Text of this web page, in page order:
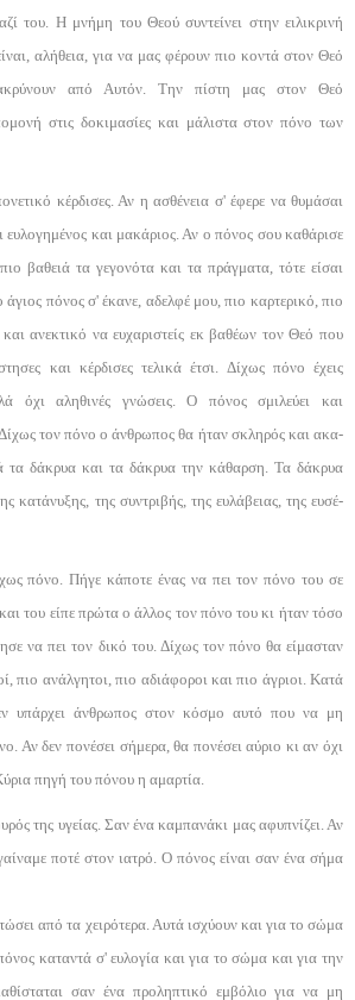
του. Η μνήμη του Θεού συντείνει στην ειλικρινή
αλήθεια, για να μας φέρουν πιο κοντά στον Θεό
από Αυτόν. Την πίστη μας στον Θεό
στις δο­κιμασίες και μάλιστα στον πόνο των
κέρδισες. Αν η ασθένεια σ' έφερε να θυμάσαι
ευλογημένος και μακάριος. Αν ο πόνος σου κα­θάρισε
βαθειά τα γεγονό­τα και τα πράγματα, τότε είσαι
άγιος πόνος σ' έκανε, αδελφέ μου, πιο καρτερι­κό, πιο
και ανεκτικό να ευ­χαριστείς εκ βαθέων τον Θεό που
και κέρδισες τελικά έτσι. Δίχως πόνο έχεις
όχι αληθινές γνώσεις. Ο πόνος σμιλεύει και
Δί­χως τον πόνο ο άνθρωπος θα ήταν σκληρός και ακα­
τα δάκρυα και τα δάκρυα την κάθαρση. Τα δάκρυα
κατάνυξης, της συντριβής, της ευλάβειας, της ευσέ­
πόνο. Πήγε κάποτε ένας να πει τον πόνο του σε
του είπε πρώτα ο άλλος τον πόνο του κι ήταν τό­σο
να πει τον δικό του. Δίχως τον πόνο θα είμασταν
πιο ανάλγητοι, πιο αδιάφοροι και πιο άγριοι. Κα­τά
υπάρχει άνθρωπος στον κόσμο αυτό που να μη
Αν δεν πονέσει σήμερα, θα πονέσει αύριο κι αν όχι
πηγή του πόνου η α­μαρτία.
της υγείας. Σαν έ­να καμπανάκι μας αφυπνίζει. Αν
ποτέ στον ιατρό. Ο πόνος είναι σαν ένα σήμα
από τα χειρότερα. Αυτά ισχύουν και για το σώμα
καταντά σ' ευλογία και για το σώμα και για την
σαν ένα προληπτικό εμβόλιο για να μη